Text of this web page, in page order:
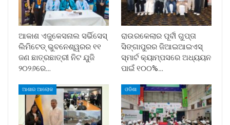
ଆକାଶ ଏଜୁକେସନାଲ ସର୍ଭିସେସ୍
ଲିମିଟେଡ୍ ଭୁବନେଶ୍ୱରର ୧୧
ଜଣ ଛାତ୍ରଛାତ୍ରୀ ନିଟ ଯୁଜି
୨୦୨୬ରେ…
ରାଉରକେଲାର ପୂର୍ବୀ ଗୁପ୍ତା
ସିଙ୍ଗାପୁରର ଜିଆଇଆଇଏସ୍
ସ୍ମାର୍ଟ କ୍ୟାମ୍ପସରେ ଅଧ୍ୟୟନ
ପାଇଁ ୧୦୦%…
ଆଶାର ଆଲୋକ ଓଡିଶା